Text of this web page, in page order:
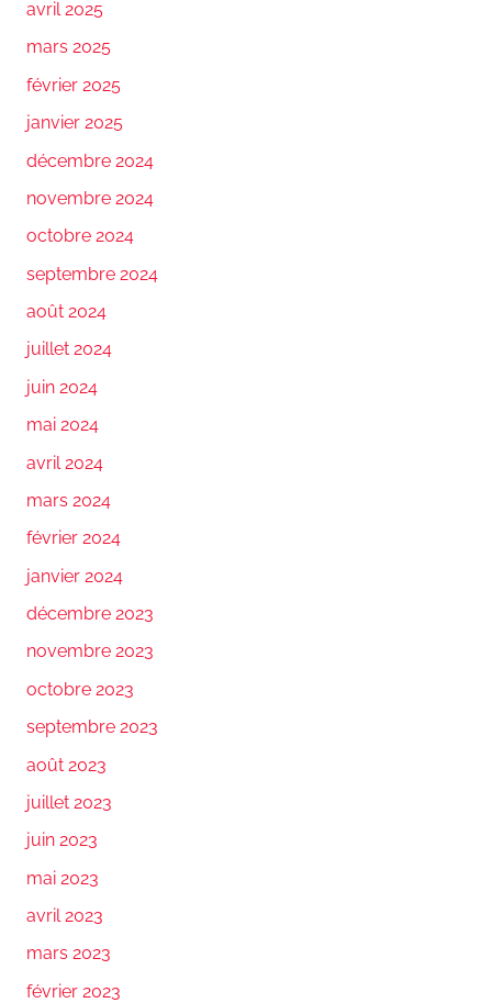
avril 2025
mars 2025
février 2025
janvier 2025
décembre 2024
novembre 2024
octobre 2024
septembre 2024
août 2024
juillet 2024
juin 2024
mai 2024
avril 2024
mars 2024
février 2024
janvier 2024
décembre 2023
novembre 2023
octobre 2023
septembre 2023
août 2023
juillet 2023
juin 2023
mai 2023
avril 2023
mars 2023
février 2023